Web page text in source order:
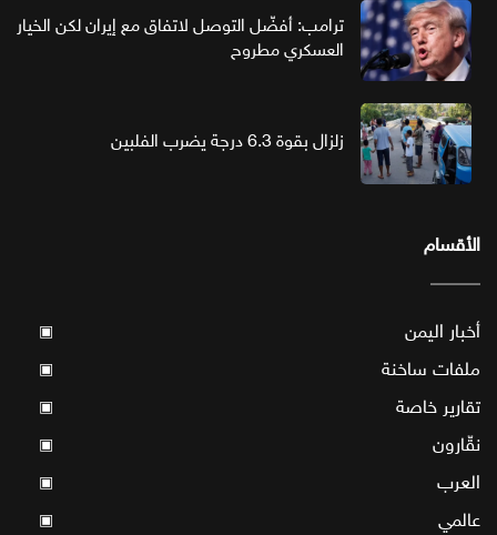
ترامب: أفضّل التوصل لاتفاق مع إيران لكن الخيار
العسكري مطروح
زلزال بقوة 6.3 درجة يضرب الفلبين
الأقسام
أخبار اليمن ▣
ملفات ساخنة ▣
تقارير خاصة ▣
نقّارون ▣
العرب ▣
عالمي ▣